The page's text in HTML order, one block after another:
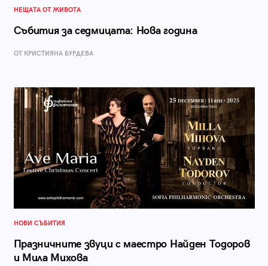
НЕЩАТА ОТ ЖИВОТА
Събития за седмицата: Нова година
ОТ КРИСТИЯНА БУРДЕВА
НОВИ СЪБИТИЯ
Празничните звуци с маестро Найден Тодоров
и Мила Михова